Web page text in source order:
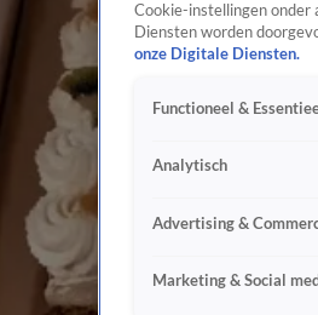
Cookie-instellingen onder
Diensten worden
onze Digitale Diensten.
Functioneel &
Analytisch
Advertising &
Marketing & Social